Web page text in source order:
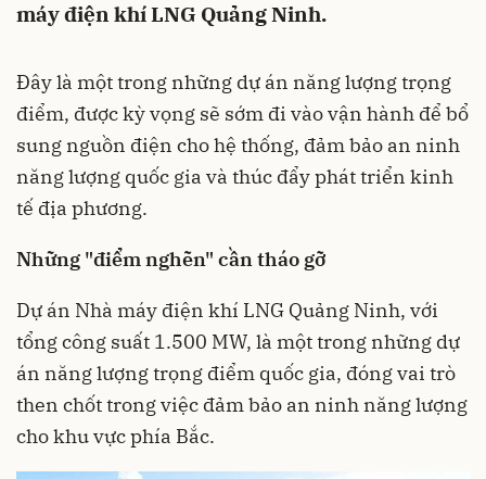
máy điện khí LNG Quảng Ninh.
Đây là một trong những dự án năng lượng trọng
điểm, được kỳ vọng sẽ sớm đi vào vận hành để bổ
sung nguồn điện cho hệ thống, đảm bảo an ninh
năng lượng quốc gia và thúc đẩy phát triển kinh
tế địa phương.
Những "điểm nghẽn" cần tháo gỡ
Dự án Nhà máy điện khí LNG Quảng Ninh, với
tổng công suất 1.500 MW, là một trong những dự
án năng lượng trọng điểm quốc gia, đóng vai trò
then chốt trong việc đảm bảo an ninh năng lượng
cho khu vực phía Bắc.